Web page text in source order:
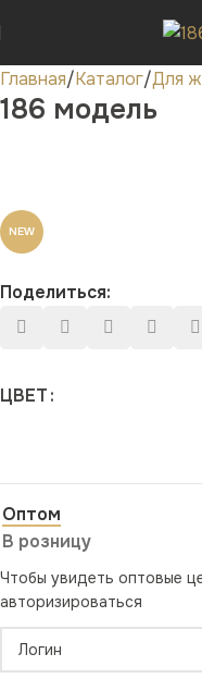
Главная Каталог Для
186 модель
NEW
Поделиться:
ЦВЕТ
Оптом
В розницу
Чтобы увидеть оптовые
авторизироваться